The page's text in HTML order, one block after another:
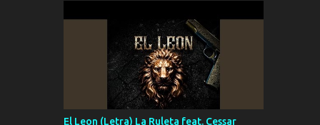
por el interés P...
inteligente junto con su hermano el TRES
blindado el Estado tiene andan ESPERANDO
al UNO QUE PRONTO ESTARÁ PRESENTE
Que no falten las bucanas ni tampoco las
mujeres porque es platica de grandes por eso
hay que estar alegres doy las instrucciones
El Leon (Letra) La Ruleta feat. Cessar